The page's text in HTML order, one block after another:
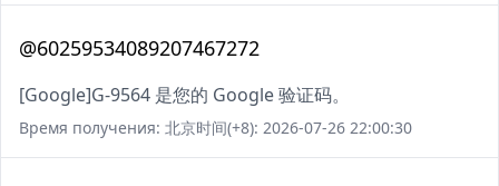
@60259534089207467272
[Google]G-9564 是您的 Google 验证码。
Время получения: 北京时间(+8): 2026-07-26 22:00:30